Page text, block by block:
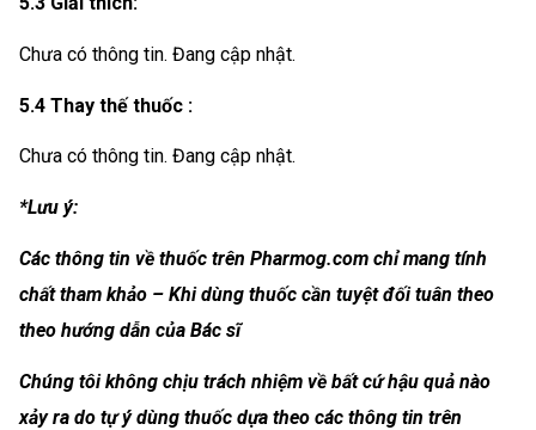
Chưa có thông tin. Đang cập nhật.
5.4 Thay thế thuốc :
Chưa có thông tin. Đang cập nhật.
*Lưu ý:
Các thông tin về thuốc trên Pharmog.com chỉ mang tính
chất tham khảo – Khi dùng thuốc cần tuyệt đối tuân theo
theo hướng dẫn của Bác sĩ
Chúng tôi không chịu trách nhiệm về bất cứ hậu quả nào
xảy ra do tự ý dùng thuốc dựa theo các thông tin trên